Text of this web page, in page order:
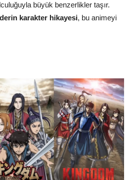
büyük benzerlikler taşır.
karakter hikayesi, bu animeyi